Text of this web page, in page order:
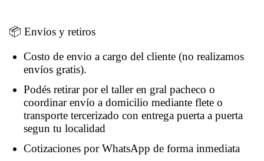
📦 Envíos y retiros
Costo de envio a cargo del cliente (no realizamos
envíos gratis).
Podés retirar por el taller en gral pacheco o
coordinar envío a domicilio mediante flete o
transporte tercerizado con entrega puerta a puerta
segun tu localidad
Cotizaciones por WhatsApp de forma inmediata